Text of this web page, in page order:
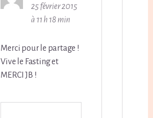
25 février 2015
à 11 h 18 min
Merci pour le partage !
Vive le Fasting et
MERCI JB !